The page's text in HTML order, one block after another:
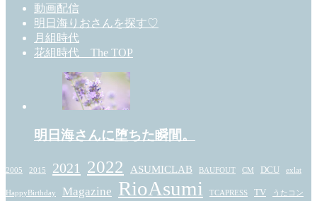
動画配信
明日海りおさんを探す♡
月組時代
花組時代 The TOP
明日海さんに堕ちた瞬間。
2005 2015 2021 2022 ASUMICLAB BAUFOUT CM DCU exlat
HappyBirthday Magazine RioAsumi TCAPRESS TV うたコン